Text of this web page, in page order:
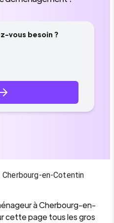
vous besoin ?
Cherbourg-en-Cotentin
àCherbourg-en-
cette page tous les gros